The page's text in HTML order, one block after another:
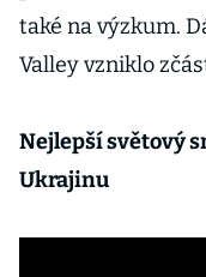
také na výzkum.
Valley vzniklo
Nejlepší světový
Ukrajinu